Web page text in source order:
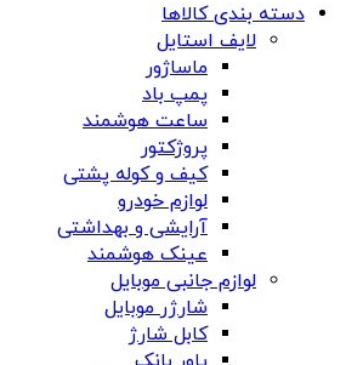
دسته بندی کالاها
لایف استایل
ماساژور
پمپ باد
ساعت هوشمند
پروژکتور
کیف و کوله پشتی
لوازم خودرو
آرایشی و بهداشتی
عینک هوشمند
لوازم جانبی موبایل
شارژر موبایل
کابل شارژ